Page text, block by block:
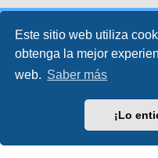
Este sitio web utiliza
obtenga la mejor
web. Saber más
¡Lo
Traducción al español porphpBB
Privacidad|Condiciones